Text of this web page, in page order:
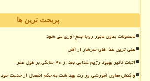
پربحث ترین ها
محصولات بدون مجوز روجا جمع آوری می شود
غنی ترین غذا های سرشار از آهن
اثبات تأثیر بهبود رژیم غذایی بعد از ۴۰ سالگی بر طول عمر
واکنش معاون آموزشی وزارت بهداشت به حکم انفصال از خدمت خود